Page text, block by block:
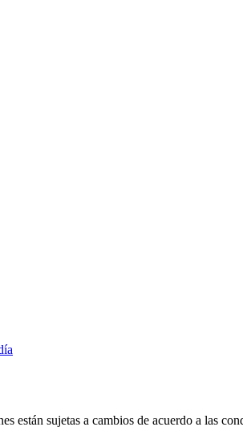
están sujetas a cambios de acuerdo a las